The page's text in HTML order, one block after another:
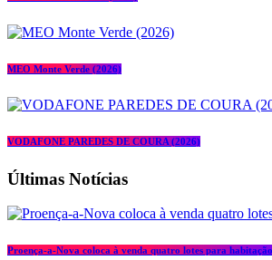
MEO Monte Verde (2026)
VODAFONE PAREDES DE COURA (2026)
Últimas Notícias
Proença-a-Nova coloca à venda quatro lotes para habitação